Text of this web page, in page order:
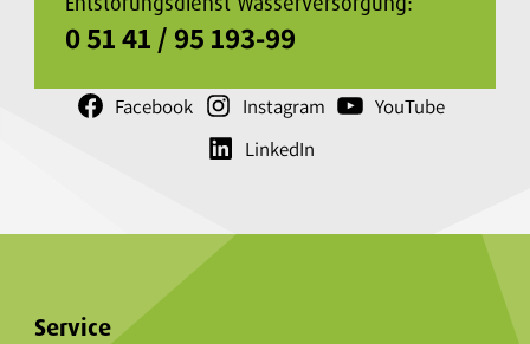
0 51 41 / 95 193-99
Facebook Instagram
YouTube
LinkedIn
Service